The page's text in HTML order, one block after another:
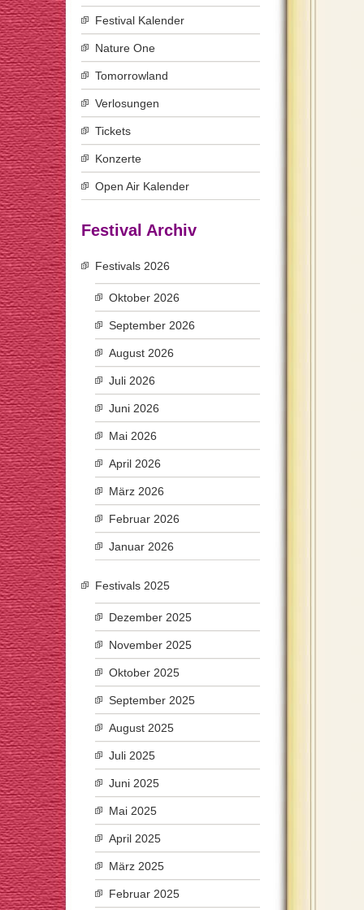
Festival Kalender
Nature One
Tomorrowland
Verlosungen
Tickets
Konzerte
Open Air Kalender
Festival Archiv
Festivals 2026
Oktober 2026
September 2026
August 2026
Juli 2026
Juni 2026
Mai 2026
April 2026
März 2026
Februar 2026
Januar 2026
Festivals 2025
Dezember 2025
November 2025
Oktober 2025
September 2025
August 2025
Juli 2025
Juni 2025
Mai 2025
April 2025
März 2025
Februar 2025